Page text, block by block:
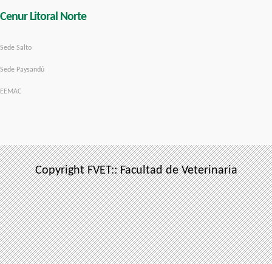
Cenur Litoral Norte
Sede Salto
Sede Paysandú
EEMAC
Copyright FVET:: Facultad de Veterinaria